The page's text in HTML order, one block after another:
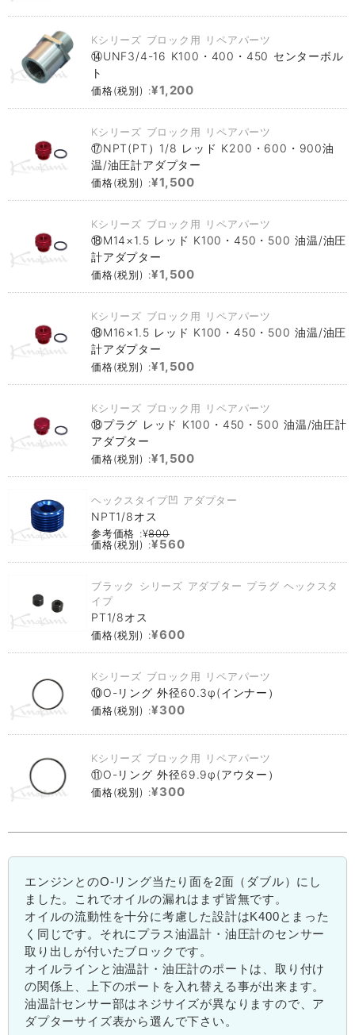
Kシリーズ ブロック用 リペアパーツ
⑭UNF3/4-16 K100・400・450 センターボル
ト
価格(税別) :¥1,200
Kシリーズ ブロック用 リペアパーツ
⑰NPT(PT）1/8 レッド K200・600・900油
温/油圧計アダプター
価格(税別) :¥1,500
Kシリーズ ブロック用 リペアパーツ
⑱M14×1.5 レッド K100・450・500 油温/油圧
計アダプター
価格(税別) :¥1,500
Kシリーズ ブロック用 リペアパーツ
⑱M16×1.5 レッド K100・450・500 油温/油圧
計アダプター
価格(税別) :¥1,500
Kシリーズ ブロック用 リペアパーツ
⑱プラグ レッド K100・450・500 油温/油圧計
アダプター
価格(税別) :¥1,500
ヘックスタイプ凹 アダプター
NPT1/8オス
参考価格 :¥800
価格(税別) :¥560
ブラック シリーズ アダプター プラグ ヘックスタ
イプ
PT1/8オス
価格(税別) :¥600
Kシリーズ ブロック用 リペアパーツ
⑩O-リング 外径60.3φ(インナー）
価格(税別) :¥300
Kシリーズ ブロック用 リペアパーツ
⑪O-リング 外径69.9φ(アウター）
価格(税別) :¥300
エンジンとのO-リング当たり面を2面（ダブル）にし
ました。これでオイルの漏れはまず皆無です。
オイルの流動性を十分に考慮した設計はK400とまった
く同じです。それにプラス油温計・油圧計のセンサー
取り出しが付いたブロックです。
オイルラインと油温計・油圧計のポートは、取り付け
の関係上、上下のポートを入れ替える事が出来ます。
油温計センサー部はネジサイズが異なりますので、ア
ダプターサイズ表から選んで下さい。